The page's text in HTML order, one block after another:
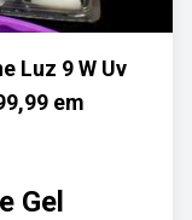
Luz 9 W Uv
em
Gel